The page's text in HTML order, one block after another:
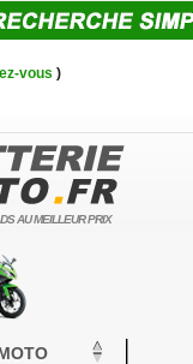
AU MEILLEUR PRIX
vous )